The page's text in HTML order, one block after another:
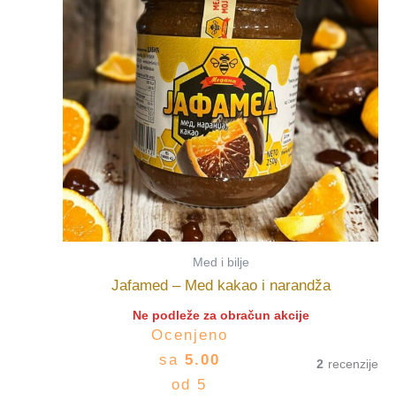
Med i bilje
Jafamed – Med kakao i narandža
Ne podleže za obračun akcije
Ocenjeno
sa 5.00
od 5
2